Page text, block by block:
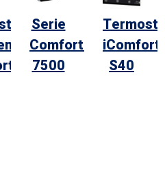
Serie
ComfortSense
7500
iComfort
S40